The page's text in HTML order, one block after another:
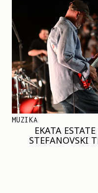
MUZIKA
EKATA
STEFANOVSKI